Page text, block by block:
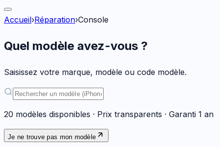
Accueil›Réparation›Console
Quel modèle avez-vous ?
Saisissez votre marque, modèle ou code modèle.
20 modèles disponibles · Prix transparents · Garanti 1 an
Je ne trouve pas mon modèle